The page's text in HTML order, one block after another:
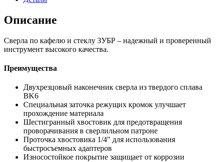
Описание
Сверла по кафелю и стеклу ЗУБР – надежный и проверенный
инструмент высокого качества.
Преимущества
Двухрезцовый наконечник сверла из твердого сплава
BK6
Специальная заточка режущих кромок улучшает
прохождение материала
Шестигранный хвостовик для предотвращения
проворачивания в сверлильном патроне
Проточка хвостовика 1/4″ для использования
быстросъемных адаптеров
Износостойкое покрытие защищает от коррозии